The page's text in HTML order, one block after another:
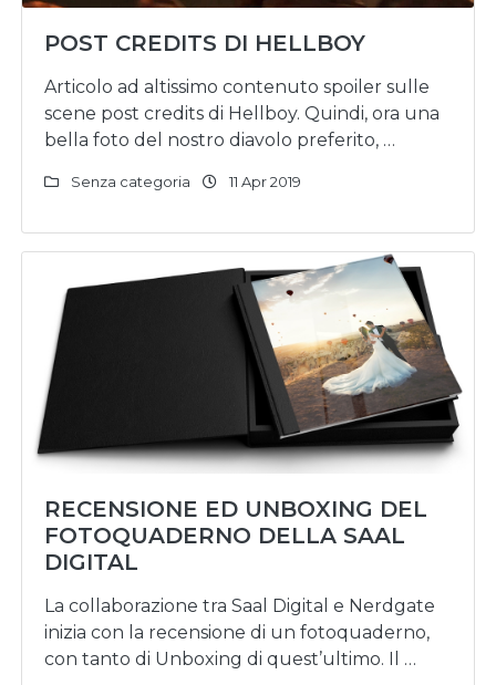
POST CREDITS DI HELLBOY
Articolo ad altissimo contenuto spoiler sulle
scene post credits di Hellboy. Quindi, ora una
bella foto del nostro diavolo preferito, …
Senza categoria 11 Apr 2019
RECENSIONE ED UNBOXING DEL
FOTOQUADERNO DELLA SAAL
DIGITAL
La collaborazione tra Saal Digital e Nerdgate
inizia con la recensione di un fotoquaderno,
con tanto di Unboxing di quest’ultimo. Il …